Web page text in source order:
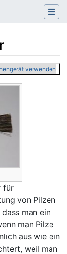
verwenden
für
von Pilzen
man ein
man Pilze
aus wie ein
weil man